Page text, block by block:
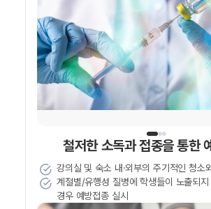
철저한 소독과 접종을 통한
강의실 및 숙소 내·외부의 주기적인 청소
계절별/유행성 질병에 학생들이 노출되
경우 예방접종 실시